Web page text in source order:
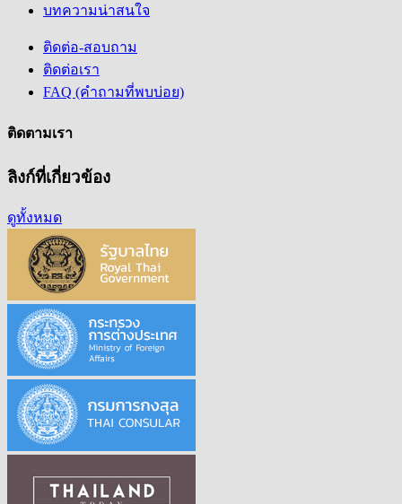
บทความน่าสนใจ
ติดต่อ-สอบถาม
ติดต่อเรา
FAQ (คำถามที่พบบ่อย)
ติดตามเรา
ลิงก์ที่เกี่ยวข้อง
ดูทั้งหมด